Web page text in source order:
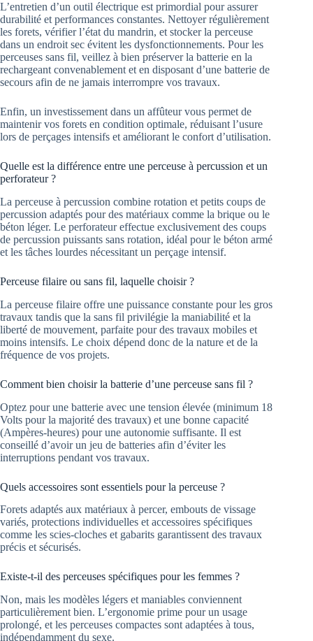
L’entretien d’un outil électrique est primordial pour assurer
durabilité et performances constantes. Nettoyer régulièrement
les forets, vérifier l’état du mandrin, et stocker la perceuse
dans un endroit sec évitent les dysfonctionnements. Pour les
perceuses sans fil, veillez à bien préserver la batterie en la
rechargeant convenablement et en disposant d’une batterie de
secours afin de ne jamais interrompre vos travaux.
Enfin, un investissement dans un affûteur vous permet de
maintenir vos forets en condition optimale, réduisant l’usure
lors de perçages intensifs et améliorant le confort d’utilisation.
Quelle est la différence entre une perceuse à percussion et un
perforateur ?
La perceuse à percussion combine rotation et petits coups de
percussion adaptés pour des matériaux comme la brique ou le
béton léger. Le perforateur effectue exclusivement des coups
de percussion puissants sans rotation, idéal pour le béton armé
et les tâches lourdes nécessitant un perçage intensif.
Perceuse filaire ou sans fil, laquelle choisir ?
La perceuse filaire offre une puissance constante pour les gros
travaux tandis que la sans fil privilégie la maniabilité et la
liberté de mouvement, parfaite pour des travaux mobiles et
moins intensifs. Le choix dépend donc de la nature et de la
fréquence de vos projets.
Comment bien choisir la batterie d’une perceuse sans fil ?
Optez pour une batterie avec une tension élevée (minimum 18
Volts pour la majorité des travaux) et une bonne capacité
(Ampères-heures) pour une autonomie suffisante. Il est
conseillé d’avoir un jeu de batteries afin d’éviter les
interruptions pendant vos travaux.
Quels accessoires sont essentiels pour la perceuse ?
Forets adaptés aux matériaux à percer, embouts de vissage
variés, protections individuelles et accessoires spécifiques
comme les scies-cloches et gabarits garantissent des travaux
précis et sécurisés.
Existe-t-il des perceuses spécifiques pour les femmes ?
Non, mais les modèles légers et maniables conviennent
particulièrement bien. L’ergonomie prime pour un usage
prolongé, et les perceuses compactes sont adaptées à tous,
indépendamment du sexe.